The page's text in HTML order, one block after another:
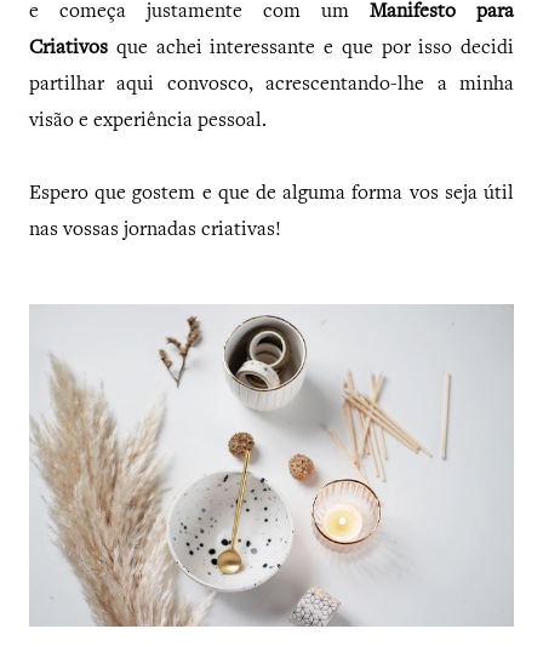
e começa justamente com um Manifesto para
Criativos que achei interessante e que por isso decidi
partilhar aqui convosco, acrescentando-lhe a minha
visão e experiência pessoal.
Espero que gostem e que de alguma forma vos seja útil
nas vossas jornadas criativas!